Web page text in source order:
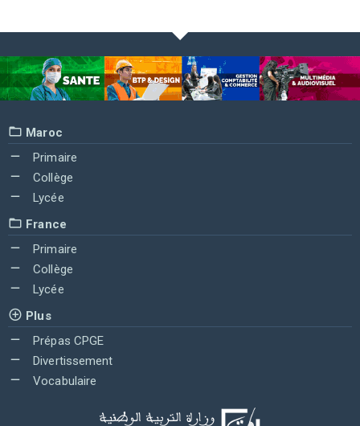
Maroc
Primaire
Collège
Lycée
France
Primaire
Collège
Lycée
Plus
Prépas CPGE
Divertissement
Vocabulaire